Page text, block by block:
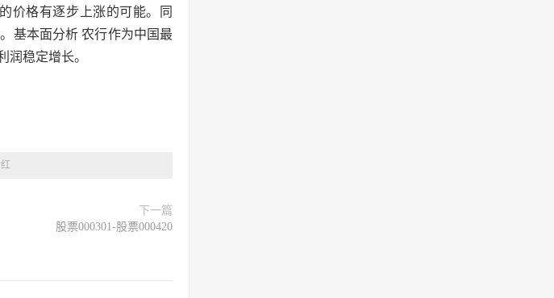
价格有逐步上涨的可能。同
基本面分析 农行作为中国最
润稳定增长。
下一篇
股票000301-股票000420